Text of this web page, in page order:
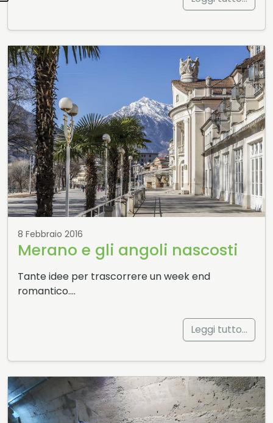
8 Febbraio 2016
Merano e gli angoli nascosti
Tante idee per trascorrere un week end
romantico….
Leggi tutto…